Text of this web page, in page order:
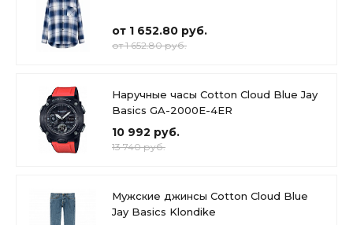
от 1 652.80 руб.
от 1 652.80 руб.
Наручные часы Cotton Cloud Blue Jay
Basics GA-2000E-4ER
10 992 руб.
13 740 руб.
Мужские джинсы Cotton Cloud Blue
Jay Basics Klondike